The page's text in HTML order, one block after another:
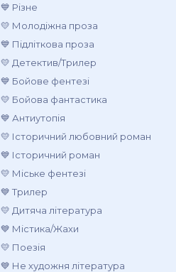
💙 Різне
💛 Молодіжна проза
💙 Підліткова проза
💛 Детектив/Трилер
💙 Бойове фентезі
💛 Бойова фантастика
💙 Антиутопія
💛 Історичний любовний роман
💙 Історичний роман
💛 Міське фентезі
💙 Трилер
💛 Дитяча література
💙 Містика/Жахи
💛 Поезія
💙 Не художня література